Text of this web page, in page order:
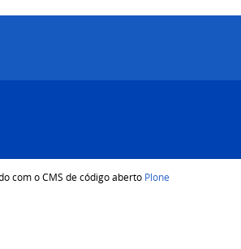
com o CMS de código aberto Plone